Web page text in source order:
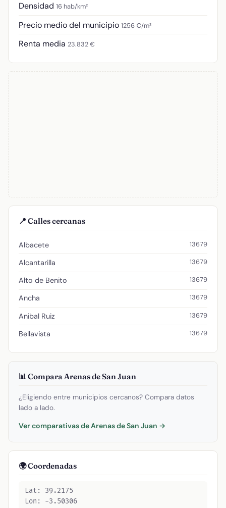
Densidad 16 hab/km²
Precio medio del municipio 1256 €/m²
Renta media 23.832 €
📍 Calles cercanas
Albacete 13679
Alcantarilla 13679
Alto de Benito 13679
Ancha 13679
Anibal Ruiz 13679
Bellavista 13679
📊 Compara Arenas de San Juan
¿Eligiendo entre municipios cercanos? Compara datos
lado a lado.
Ver comparativas de Arenas de San Juan →
🌍 Coordenadas
Lat: 39.2175
Lon: -3.50306